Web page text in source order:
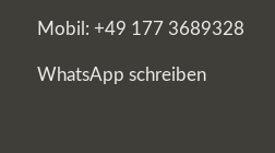
Mobil: +49 177 3689328
WhatsApp schreiben